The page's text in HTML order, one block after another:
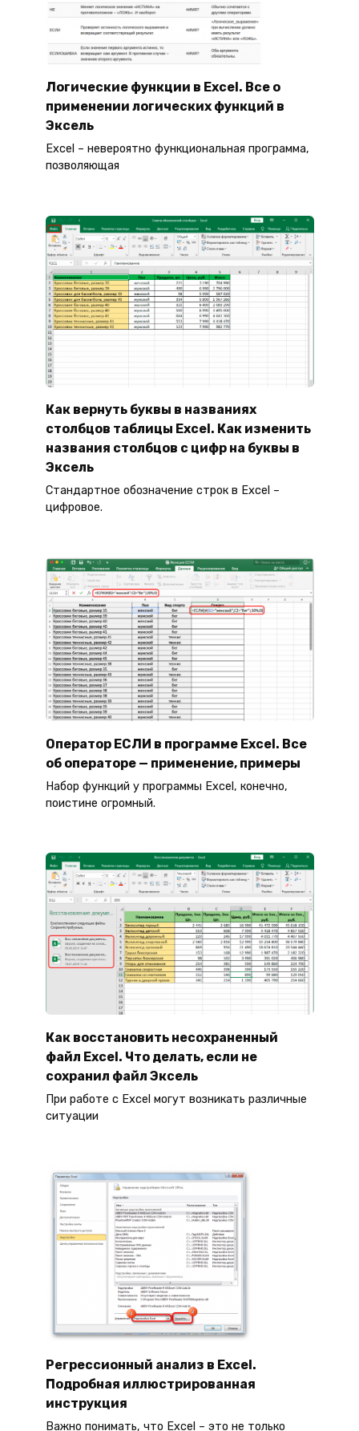
Логические функции в Excel. Все о
применении логических функций в
Эксель
Excel – невероятно функциональная программа,
позволяющая
Как вернуть буквы в названиях
столбцов таблицы Excel. Как изменить
названия столбцов с цифр на буквы в
Эксель
Стандартное обозначение строк в Excel –
цифровое.
Оператор ЕСЛИ в программе Excel. Все
об операторе — применение, примеры
Набор функций у программы Excel, конечно,
поистине огромный.
Как восстановить несохраненный
файл Excel. Что делать, если не
сохранил файл Эксель
При работе с Excel могут возникать различные
ситуации
Регрессионный анализ в Excel.
Подробная иллюстрированная
инструкция
Важно понимать, что Excel – это не только